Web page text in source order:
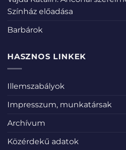
Színház előadása
Barbárok
HASZNOS LINKEK
Illemszabályok
Impresszum, munkatársak
Archívum
Közérdekű adatok